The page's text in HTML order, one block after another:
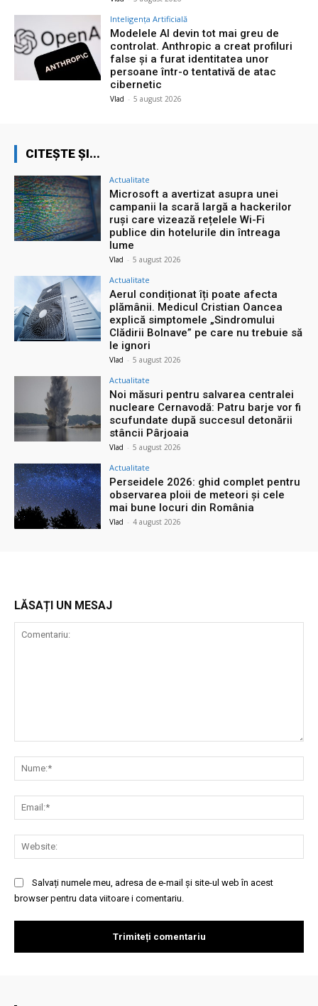
Inteligența Artificială
Modelele AI devin tot mai greu de
controlat. Anthropic a creat profiluri
false și a furat identitatea unor
persoane într-o tentativă de atac
cibernetic
Vlad - 5 august 2026
CITEȘTE ȘI...
Actualitate
Microsoft a avertizat asupra unei
campanii la scară largă a hackerilor
ruși care vizează rețelele Wi-Fi
publice din hotelurile din întreaga
lume
Vlad - 5 august 2026
Actualitate
Aerul condiționat îți poate afecta
plămânii. Medicul Cristian Oancea
explică simptomele „Sindromului
Clădirii Bolnave” pe care nu trebuie să
le ignori
Vlad - 5 august 2026
Actualitate
Noi măsuri pentru salvarea centralei
nucleare Cernavodă: Patru barje vor fi
scufundate după succesul detonării
stâncii Pârjoaia
Vlad - 5 august 2026
Actualitate
Perseidele 2026: ghid complet pentru
observarea ploii de meteori și cele
mai bune locuri din România
Vlad - 4 august 2026
LĂSAȚI UN MESAJ
Salvați numele meu, adresa de e-mail și site-ul web în acest
browser pentru data viitoare i comentariu.